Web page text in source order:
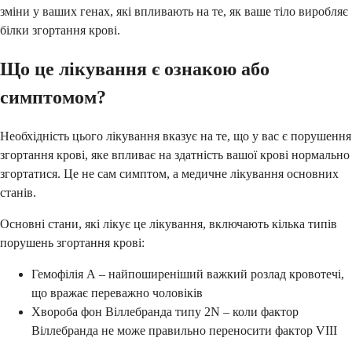
зміни у ваших генах, які впливають на те, як ваше тіло виробляє
білки згортання крові.
Що це лікування є ознакою або
симптомом?
Необхідність цього лікування вказує на те, що у вас є порушення
згортання крові, яке впливає на здатність вашої крові нормально
згортатися. Це не сам симптом, а медичне лікування основних
станів.
Основні стани, які лікує це лікування, включають кілька типів
порушень згортання крові:
Гемофілія А – найпоширеніший важкий розлад кровотечі,
що вражає переважно чоловіків
Хвороба фон Віллебранда типу 2N – коли фактор
Віллебранда не може правильно переносити фактор VIII